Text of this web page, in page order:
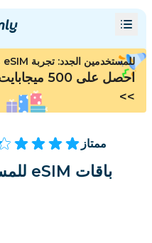
للمستخدمين الجدد: تجربة eSIM مجانية
احصل على 500 ميجابايت مجانًا لرحلتك القادمة
>>
ممتاز
باقات eSIM للمسافرين إلى إسرائيل